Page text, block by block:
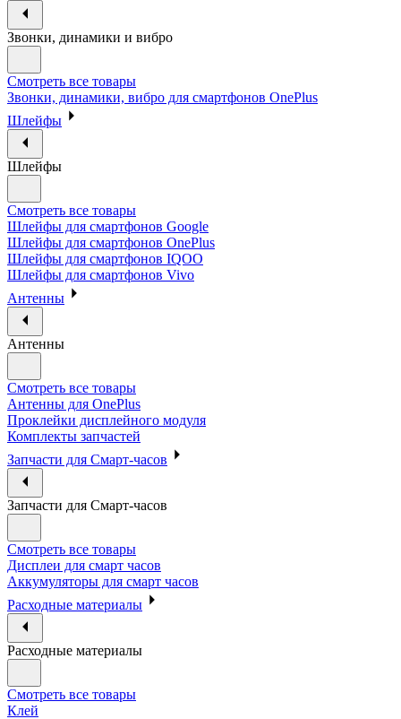
Звонки, динамики и вибро
Смотреть все товары
Звонки, динамики, вибро для смартфонов OnePlus
Шлейфы
Шлейфы
Смотреть все товары
Шлейфы для смартфонов Google
Шлейфы для смартфонов OnePlus
Шлейфы для смартфонов IQOO
Шлейфы для смартфонов Vivo
Антенны
Антенны
Смотреть все товары
Антенны для OnePlus
Проклейки дисплейного модуля
Комплекты запчастей
Запчасти для Смарт-часов
Запчасти для Смарт-часов
Смотреть все товары
Дисплеи для смарт часов
Аккумуляторы для смарт часов
Расходные материалы
Расходные материалы
Смотреть все товары
Клей